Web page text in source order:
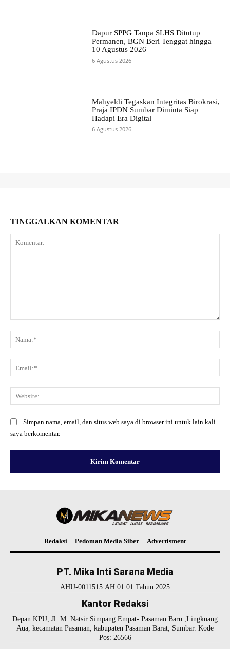
Dapur SPPG Tanpa SLHS Ditutup
Permanen, BGN Beri Tenggat hingga
10 Agustus 2026
6 Agustus 2026
Mahyeldi Tegaskan Integritas Birokrasi,
Praja IPDN Sumbar Diminta Siap
Hadapi Era Digital
6 Agustus 2026
TINGGALKAN KOMENTAR
Simpan nama, email, dan situs web saya di browser ini untuk lain kali
saya berkomentar.
Redaksi Pedoman Media Siber Advertisment
PT. Mika Inti Sarana Media
AHU-0011515.AH.01.01.Tahun 2025
Kantor Redaksi
Depan KPU, Jl. M. Natsir Simpang Empat- Pasaman Baru ,Lingkuang
Aua, kecamatan Pasaman, kabupaten Pasaman Barat, Sumbar. Kode
Pos: 26566